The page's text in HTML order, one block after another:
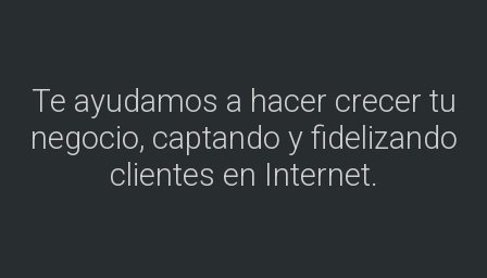
Te ayudamos a hacer crecer tu
negocio, captando y fidelizando
clientes en Internet.